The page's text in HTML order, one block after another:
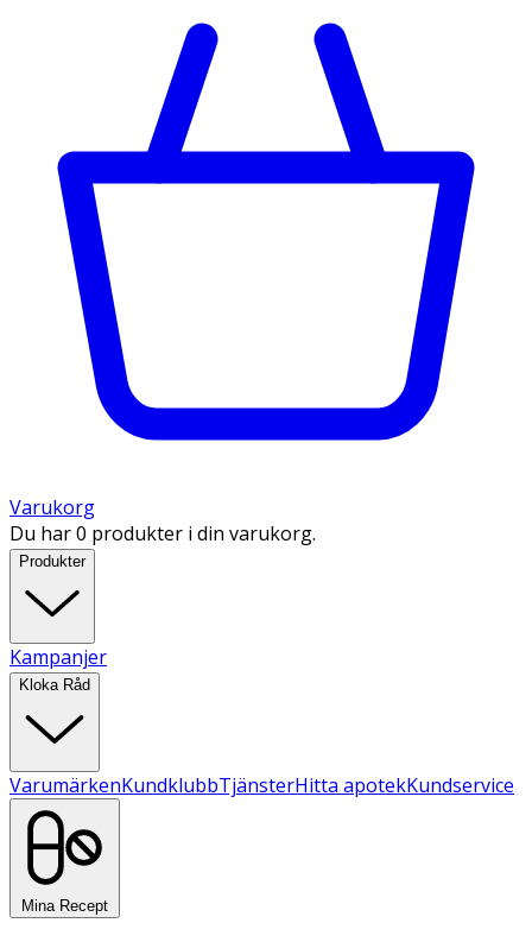
Varukorg
Du har 0 produkter i din varukorg.
Produkter
Kampanjer
Kloka Råd
VarumärkenKundklubbTjänsterHitta apotekKundservice
Mina Recept